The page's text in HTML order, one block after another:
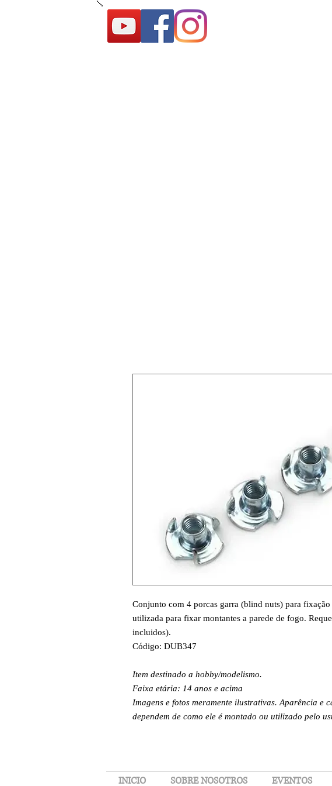
Conjunto com 4 porcas garra (blind nuts) para
utilizada para fixar montantes a parede de fogo.
incluidos).
Código: DUB347
Item destinado a hobby/modelismo.
Faixa etária: 14 anos e acima
Imagens e fotos meramente ilustrativas. Aparência e
dependem de como ele é montado ou utilizado pelo
INICIO SOBRE NOSOTROS EVENTOS